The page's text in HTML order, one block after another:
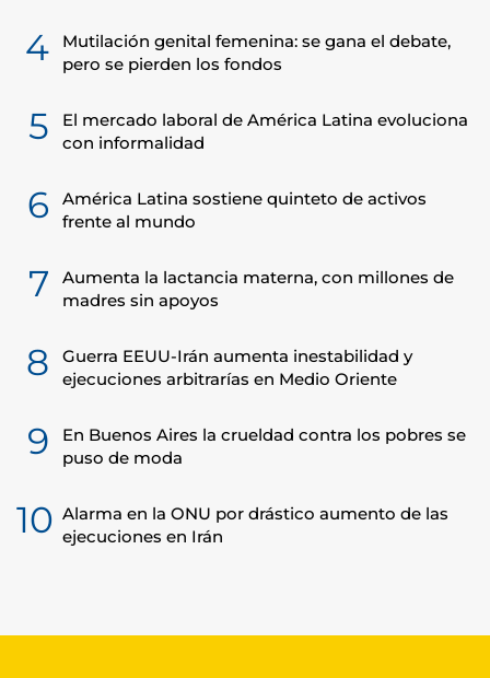
4
Mutilación genital femenina: se gana el debate,
pero se pierden los fondos
5
El mercado laboral de América Latina evoluciona
con informalidad
6
América Latina sostiene quinteto de activos
frente al mundo
7
Aumenta la lactancia materna, con millones de
madres sin apoyos
8
Guerra EEUU-Irán aumenta inestabilidad y
ejecuciones arbitrarías en Medio Oriente
9
En Buenos Aires la crueldad contra los pobres se
puso de moda
10 Alarma en la ONU por drástico aumento de las
ejecuciones en Irán